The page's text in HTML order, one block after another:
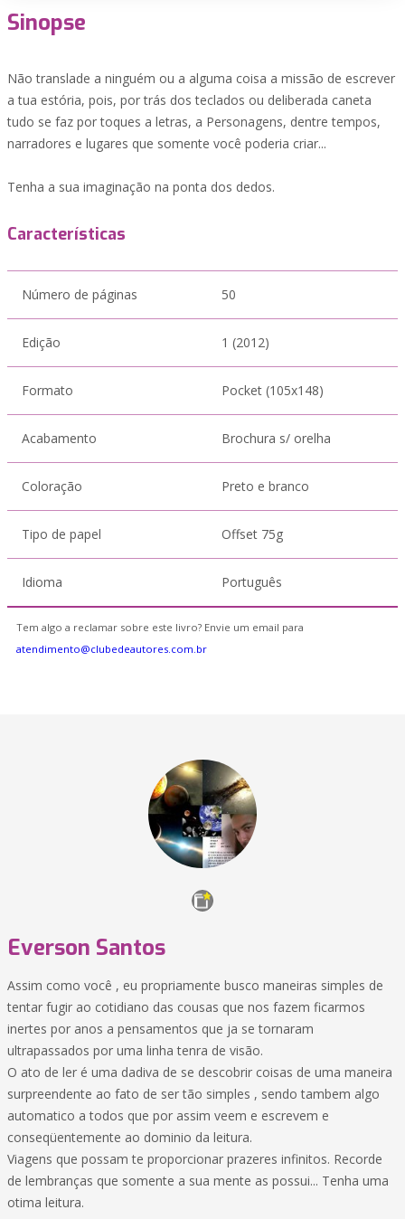
Sinopse
Não translade a ninguém ou a alguma coisa a missão de escrever
a tua estória, pois, por trás dos teclados ou deliberada caneta
tudo se faz por toques a letras, a Personagens, dentre tempos,
narradores e lugares que somente você poderia criar...
Tenha a sua imaginação na ponta dos dedos.
Características
Número de páginas 50
Edição 1 (2012)
Formato Pocket (105x148)
Acabamento Brochura s/ orelha
Coloração Preto e branco
Tipo de papel Offset 75g
Idioma Português
Tem algo a reclamar sobre este livro? Envie um email para
atendimento@clubedeautores.com.br
Everson Santos
Assim como você , eu propriamente busco maneiras simples de
tentar fugir ao cotidiano das cousas que nos fazem ficarmos
inertes por anos a pensamentos que ja se tornaram
ultrapassados por uma linha tenra de visão.
O ato de ler é uma dadiva de se descobrir coisas de uma maneira
surpreendente ao fato de ser tão simples , sendo tambem algo
automatico a todos que por assim veem e escrevem e
conseqüentemente ao dominio da leitura.
Viagens que possam te proporcionar prazeres infinitos. Recorde
de lembranças que somente a sua mente as possui... Tenha uma
otima leitura.